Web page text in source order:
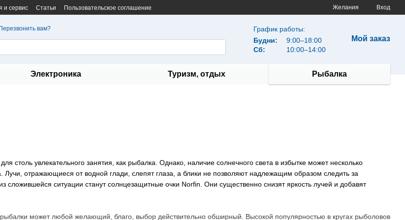
и сервис Статьи Пользовательское соглашение Желания Вход
Перезвонить вам?
График работы:
Будни:
9:00–18:00
Сб:
10:00–14:00
Мой заказ
Электроника Туризм, отдых Рыбалка
столь увлекательного занятия, как рыбалка. Однако, наличие солнечного света в избытке может несколько
Лучи, отражающиеся от водной глади, слепят глаза, а блики не позволяют надлежащим образом следить за
ситуации станут солнцезащитные очки Norfin. Они существенно снизят яркость лучей и добавят
может любой желающий, благо, выбор действительно обширный. Высокой популярностью в кругах рыболовов